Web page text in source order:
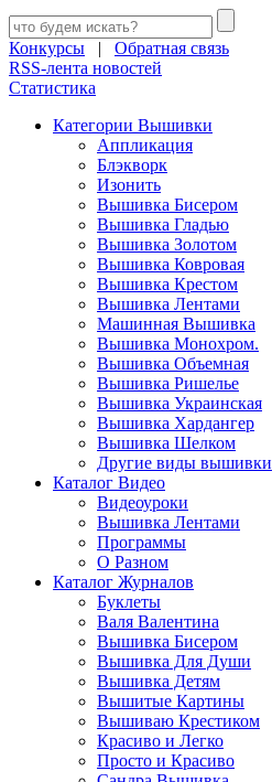
Конкурсы | Обратная связь
RSS-лента новостей
Статистика
Категории Вышивки
Аппликация
Блэкворк
Изонить
Вышивка Бисером
Вышивка Гладью
Вышивка Золотом
Вышивка Ковровая
Вышивка Крестом
Вышивка Лентами
Машинная Вышивка
Вышивка Монохром.
Вышивка Объемная
Вышивка Ришелье
Вышивка Украинская
Вышивка Хардангер
Вышивка Шелком
Другие виды вышивки
Каталог Видео
Видеоуроки
Вышивка Лентами
Программы
О Разном
Каталог Журналов
Буклеты
Валя Валентина
Вышивка Бисером
Вышивка Для Души
Вышивка Детям
Вышитые Картины
Вышиваю Крестиком
Красиво и Легко
Просто и Красиво